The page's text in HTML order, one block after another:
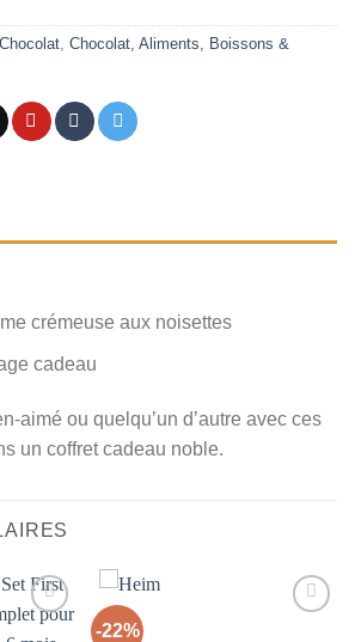
:
actuel
est :
, Chocolat, Aliments, Boissons &
crémeuse aux noisettes
cadeau
aimé ou quelqu’un d’autre avec ces
un coffret cadeau noble.
-22%